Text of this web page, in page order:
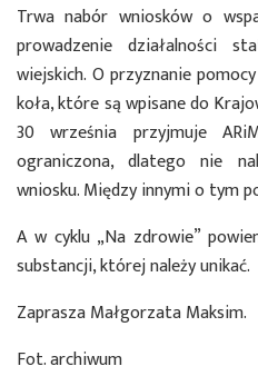
Trwa nabór wniosków o
prowadzenie działalności
wiejskich. O przyznanie
koła, które są wpisane do
30 września przyjmuje
ograniczona, dlatego nie
wniosku. Między innymi o tym
A w cyklu „Na zdrowie”
substancji, której należy unikać.
Zaprasza Małgorzata Maksim.
Fot. archiwum